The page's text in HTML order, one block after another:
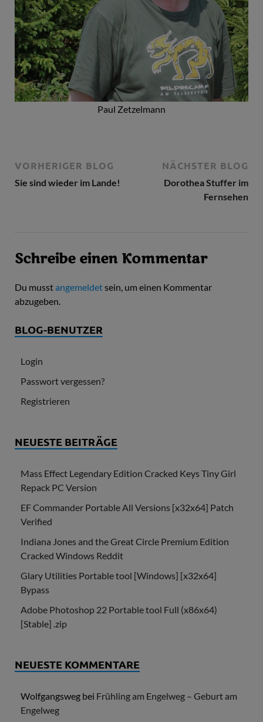
Paul Zetzelmann
VORHERIGER BLOG
Sie sind wieder im Lande!
NÄCHSTER BLOG
Dorothea Stuffer im
Fernsehen
Schreibe einen Kommentar
Du musstangemeldetsein, um einen Kommentar
abzugeben.
BLOG-BENUTZER
Login
Passwort vergessen?
Registrieren
NEUESTE BEITRÄGE
Mass Effect Legendary Edition Cracked Keys Tiny Girl
Repack PC Version
EF Commander Portable All Versions [x32x64] Patch
Verified
Indiana Jones and the Great Circle Premium Edition
Cracked Windows Reddit
Glary Utilities Portable tool [Windows] [x32x64]
Bypass
Adobe Photoshop 22 Portable tool Full (x86x64)
[Stable] .zip
NEUESTE KOMMENTARE
Wolfgangsweg bei Frühling am Engelweg – Geburt am
Engelweg